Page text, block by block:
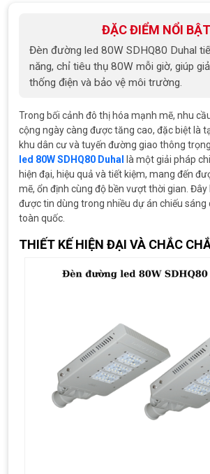
ĐẶC ĐIỂM NỔI BẬT
Đèn đường led 80W SDHQ80 Duhal
năng, chỉ tiêu thụ 80W mỗi giờ, giúp
thống điện và bảo vệ môi trường.
Trong bối cảnh đô thị hóa mạnh mẽ, nhu
cộng ngày càng được tăng cao, đặc biệt là
khu dân cư và tuyến đường giao thông
led 80W SDHQ80 Duhal
là một giải pháp
hiện đại, hiệu quả và tiết kiệm, mang đến
mẽ, ổn định cùng độ bền vượt thời gian.
được tin dùng trong nhiều dự án chiếu sáng
toàn quốc.
THIẾT KẾ HIỆN ĐẠI VÀ CHẮC